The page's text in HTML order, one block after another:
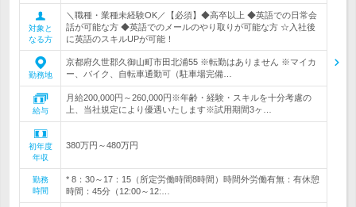
対象と
なる方
＼職種・業種未経験OK／【必須】◆高卒以上 ◆英語での日常会
話が可能な方 ◆英語でのメールのやり取りが可能な方 ☆入社後
に英語のスキルUPが可能！
勤務地
京都府久世郡久御山町市田北浦55 ※転勤はありません ※マイカ
ー、バイク、自転車通勤可（駐車場完備…
給与
月給200,000円～260,000円※年齢・経験・スキルを十分考慮の
上、当社規定により優遇いたします※試用期間3ヶ…
初年度
年収
380万円～480万円
勤務
時間
* 8：30～17：15（所定労働時間8時間）時間外労働有無：有休憩
時間：45分（12:00～12:…